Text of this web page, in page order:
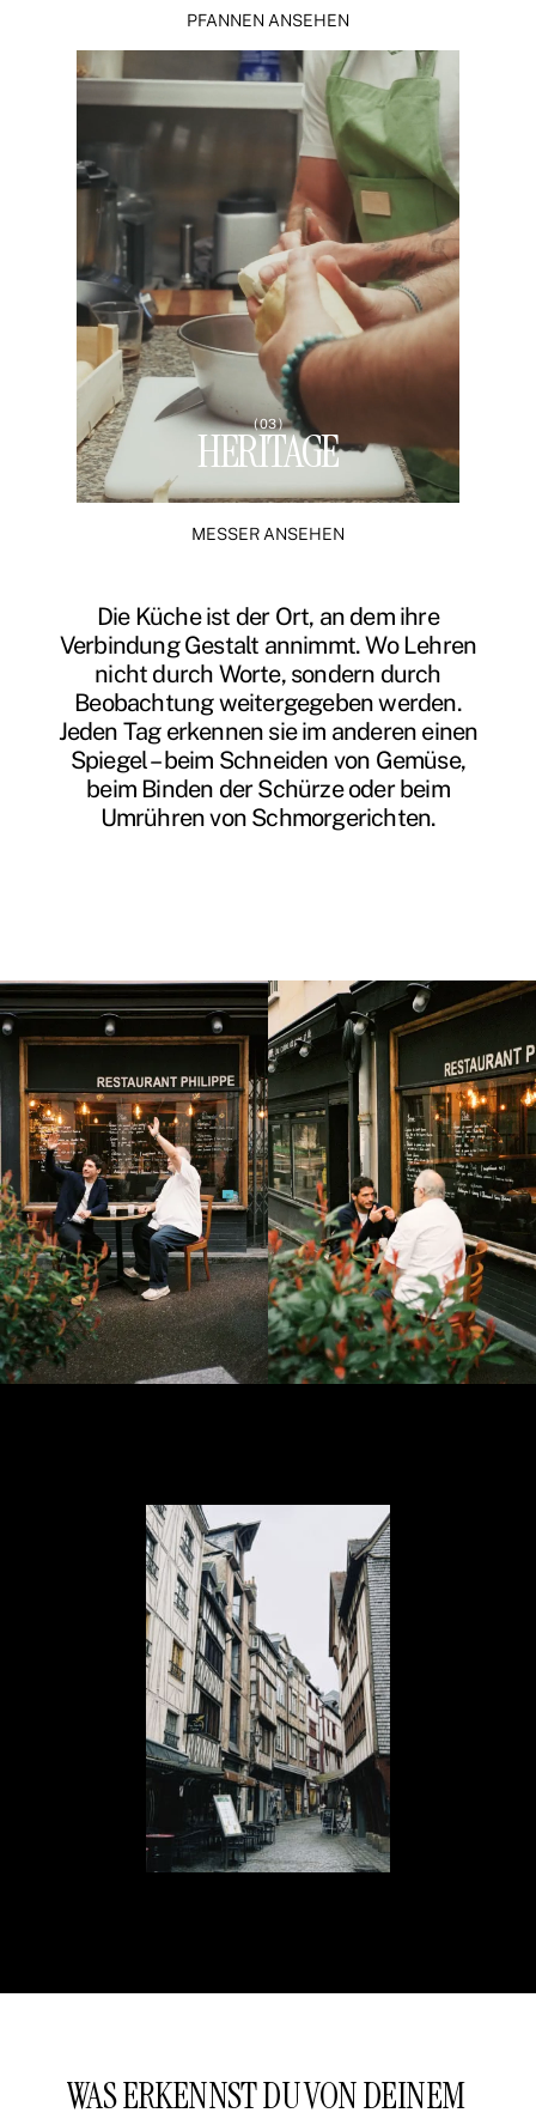
PFANNEN ANSEHEN
HERITAGE
( 03 )
MESSER ANSEHEN
Die Küche ist der Ort, an dem ihre
Verbindung Gestalt annimmt. Wo Lehren
nicht durch Worte, sondern durch
Beobachtung weitergegeben werden.
Jeden Tag erkennen sie im anderen einen
Spiegel – beim Schneiden von Gemüse,
beim Binden der Schürze oder beim
Umrühren von Schmorgerichten.
WAS ERKENNST DU VON DEINEM